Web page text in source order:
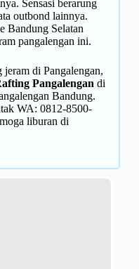
Sensasi berarung
outbond lainnya.
Bandung Selatan
pangalengan ini.
di Pangalengan,
Pangalengan di
Bandung.
WA: 0812-8500-
liburan di